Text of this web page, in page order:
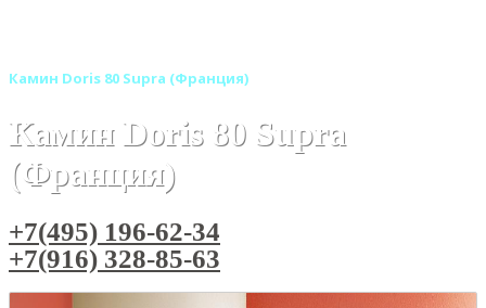
Камин Doris 80 Supra (Франция)
Камин Doris 80 Supra
(Франция)
+7(495) 196-62-34
+7(916) 328-85-63